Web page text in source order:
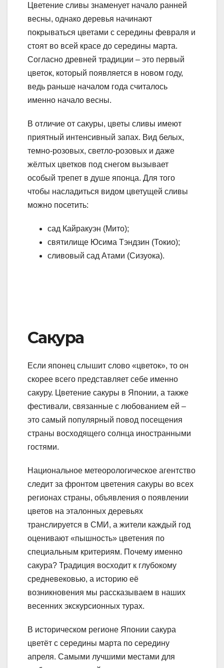
Цветение сливы знаменует начало ранней
весны, однако деревья начинают
покрываться цветами с середины февраля и
стоят во всей красе до середины марта.
Согласно древней традиции – это первый
цветок, который появляется в новом году,
ведь раньше началом года считалось
именно начало весны.
В отличие от сакуры, цветы сливы имеют
приятный интенсивный запах. Вид белых,
темно-розовых, светло-розовых и даже
жёлтых цветков под снегом вызывает
особый трепет в душе японца. Для того
чтобы насладиться видом цветущей сливы
можно посетить:
сад Кайракуэн (Мито);
святилище Юсима Тэндзин (Токио);
сливовый сад Атами (Сизуока).
Сакура
Если японец слышит слово «цветок», то он
скорее всего представляет себе именно
сакуру. Цветение сакуры в Японии, а также
фестивали, связанные с любованием ей –
это самый популярный повод посещения
страны восходящего солнца иностранными
гостями.
Национальное метеорологическое агентство
следит за фронтом цветения сакуры во всех
регионах страны, объявления о появлении
цветов на эталонных деревьях
транслируется в СМИ, а жители каждый год
оценивают «пышность» цветения по
специальным критериям. Почему именно
сакура? Традиция восходит к глубокому
средневековью, а историю её
возникновения мы рассказываем в наших
весенних экскурсионных турах.
В историческом регионе Японии сакура
цветёт с середины марта по середину
апреля. Самыми лучшими местами для